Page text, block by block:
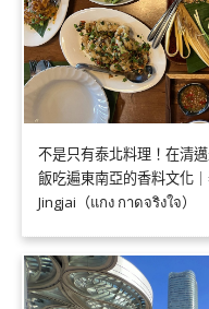
不是只有泰北料理！在清
飯吃遍東南亞的香料文化
Jingjai（แกง กาดจริงใจ）